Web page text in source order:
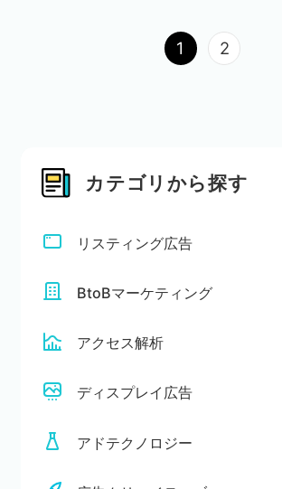
1 2
カテゴリから探す
リスティング広告
BtoBマーケティング
アクセス解析
ディスプレイ広告
アドテクノロジー